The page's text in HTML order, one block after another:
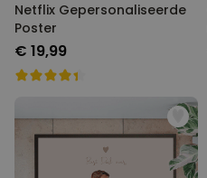
Netflix Gepersonaliseerde
Poster
€ 19,99